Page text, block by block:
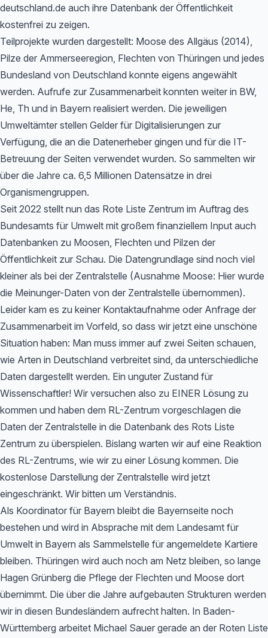
deutschland.de auch ihre Datenbank der Öffentlichkeit
kostenfrei zu zeigen.
Teilprojekte wurden dargestellt: Moose des Allgäus (2014),
Pilze der Ammerseeregion, Flechten von Thüringen und jedes
Bundesland von Deutschland konnte eigens angewählt
werden. Aufrufe zur Zusammenarbeit konnten weiter in BW,
He, Th und in Bayern realisiert werden. Die jeweiligen
Umweltämter stellen Gelder für Digitalisierungen zur
Verfügung, die an die Datenerheber gingen und für die IT-
Betreuung der Seiten verwendet wurden. So sammelten wir
über die Jahre ca. 6,5 Millionen Datensätze in drei
Organismengruppen.
Seit 2022 stellt nun das Rote Liste Zentrum im Auftrag des
Bundesamts für Umwelt mit großem finanziellem Input auch
Datenbanken zu Moosen, Flechten und Pilzen der
Öffentlichkeit zur Schau. Die Datengrundlage sind noch viel
kleiner als bei der Zentralstelle (Ausnahme Moose: Hier wurde
die Meinunger-Daten von der Zentralstelle übernommen).
Leider kam es zu keiner Kontaktaufnahme oder Anfrage der
Zusammenarbeit im Vorfeld, so dass wir jetzt eine unschöne
Situation haben: Man muss immer auf zwei Seiten schauen,
wie Arten in Deutschland verbreitet sind, da unterschiedliche
Daten dargestellt werden. Ein unguter Zustand für
Wissenschaftler! Wir versuchen also zu EINER Lösung zu
kommen und haben dem RL-Zentrum vorgeschlagen die
Daten der Zentralstelle in die Datenbank des Rots Liste
Zentrum zu überspielen. Bislang warten wir auf eine Reaktion
des RL-Zentrums, wie wir zu einer Lösung kommen. Die
kostenlose Darstellung der Zentralstelle wird jetzt
eingeschränkt. Wir bitten um Verständnis.
Als Koordinator für Bayern bleibt die Bayernseite noch
bestehen und wird in Absprache mit dem Landesamt für
Umwelt in Bayern als Sammelstelle für angemeldete Kartiere
bleiben. Thüringen wird auch noch am Netz bleiben, so lange
Hagen Grünberg die Pflege der Flechten und Moose dort
übernimmt. Die über die Jahre aufgebauten Strukturen werden
wir in diesen Bundesländern aufrecht halten. In Baden-
Württemberg arbeitet Michael Sauer gerade an der Roten Liste